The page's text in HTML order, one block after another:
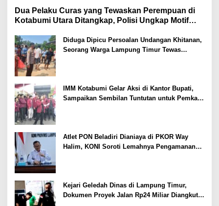
Dua Pelaku Curas yang Tewaskan Perempuan di
Kotabumi Utara Ditangkap, Polisi Ungkap Motif
Diduga Dipicu Persoalan Undangan Khitanan,
Seorang Warga Lampung Timur Tewas
IMM Kotabumi Gelar Aksi di Kantor Bupati,
Sampaikan Sembilan Tuntutan untuk Pemkab
Atlet PON Beladiri Dianiaya di PKOR Way
Halim, KONI Soroti Lemahnya Pengamanan
Kejari Geledah Dinas di Lampung Timur,
Dokumen Proyek Jalan Rp24 Miliar Diangkut